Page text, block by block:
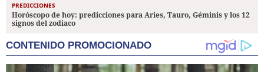
PREDICCIONES
Horóscopo de hoy: predicciones para Aries, Tauro, Géminis y los 12
signos del zodiaco
CONTENIDO PROMOCIONADO